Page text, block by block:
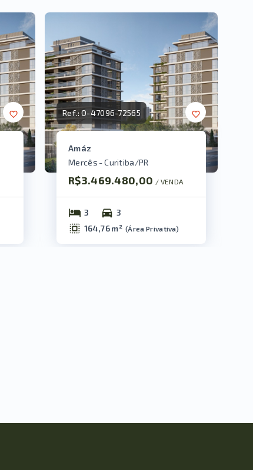
Ref.:O-47096-72565
Amáz
Mercês - Curitiba/PR
R$3.469.480,00 / VENDA
3
3
164,76 m² (Área Privativa)